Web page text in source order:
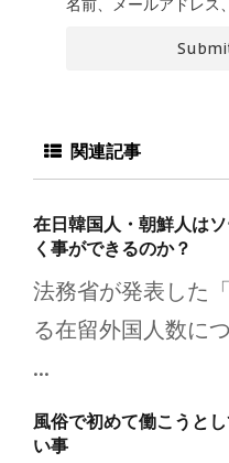
名前、メールアドレス
関連記事
在日韓国人・朝鮮人は
く事ができるのか？
法務省が発表した
る在留外国人数に
...
風俗で初めて働こうと
い事